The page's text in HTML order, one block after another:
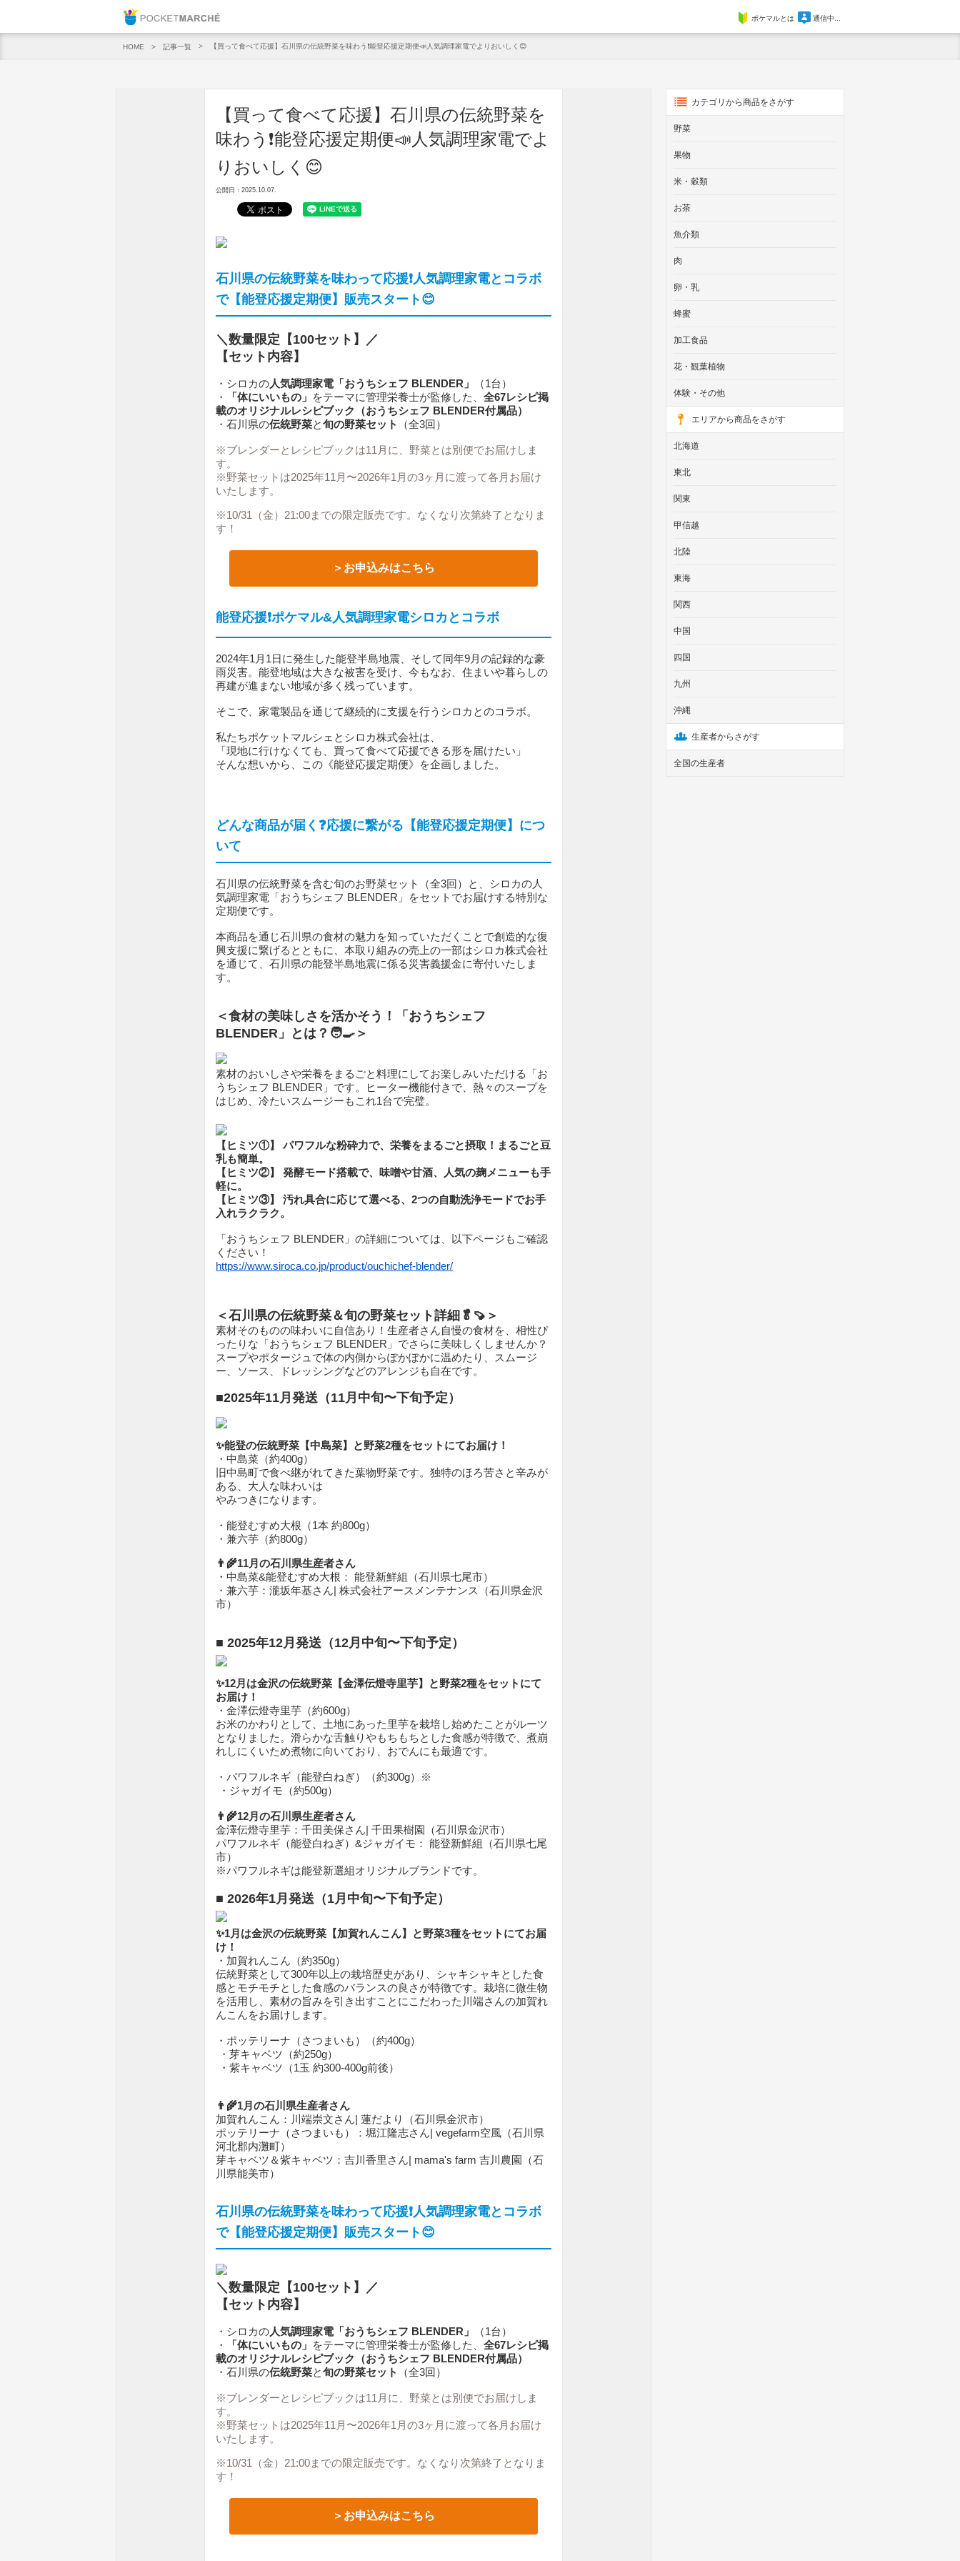
ポケマルとは 通信中...
HOME 記事一覧 【買って食べて応援】石川県の伝統野菜を味わう❗能登応援定期便📣人気調理家電でよりおいしく😊
【買って食べて応援】石川県の伝統野菜を
味わう❗能登応援定期便📣人気調理家電でよ
りおいしく😊
公開日：2025.10.07.
石川県の伝統野菜を味わって応援❗人気調理家電とコラボ
で【能登応援定期便】販売スタート😊
＼数量限定【100セット】／
【セット内容】
・シロカの人気調理家電「おうちシェフ BLENDER」
（1台）
・
「体にいいもの」 をテーマに管理栄養士が監修した、 全67レシピ掲
載のオリジナルレシピブック（おうちシェフ BLENDER付属品）
・石川県の伝統野菜と旬の野菜セット （全3回）
※ブレンダーとレシピブックは11月に、野菜とは別便でお届けしま
す。
※野菜セットは2025年11月〜2026年1月の3ヶ月に渡って各月お届け
いたします。
※10/31（金）21:00までの限定販売です。 なくなり次第終了となりま
す！
＞お申込みはこちら
能登応援❗ポケマル&人気調理家電シロカとコラボ
2024年1月1日に発生した能登半島地震、そして同年9月の記録的な豪
雨災害。能登地域は大きな被害を受け、今もなお、住まいや暮らしの
再建が進まない地域が多く残っています。
そこで、家電製品を通じて継続的に支援を行うシロカとのコラボ。
私たちポケットマルシェとシロカ株式会社は、
「現地に行けなくても、買って食べて応援できる形を届けたい」
そんな想いから、この《能登応援定期便》を企画しました。
どんな商品が届く❓応援に繋がる【能登応援定期便】につ
いて
石川県の伝統野菜を含む旬のお野菜セット（全3回）と、シロカの人
気調理家電「おうちシェフ BLENDER」をセットでお届けする特別な
定期便です。
本商品を通じ石川県の食材の魅力を知っていただくことで創造的な復
興支援に繋げるとともに、本取り組みの売上の一部はシロカ株式会社
を通じて、石川県の能登半島地震に係る災害義援金に寄付いたしま
す。
＜食材の美味しさを活かそう！「おうちシェフ
BLENDER」とは？🧑‍🍳＞
素材のおいしさや栄養をまるごと料理にしてお楽しみいただける「お
うちシェフ BLENDER」です。ヒーター機能付きで、熱々のスープを
はじめ、冷たいスムージーもこれ1台で完璧。
【ヒミツ①】 パワフルな粉砕力で、栄養をまるごと摂取！まるごと豆
乳も簡単。
【ヒミツ②】 発酵モード搭載で、味噌や甘酒、人気の麹メニューも手
軽に。
【ヒミツ③】 汚れ具合に応じて選べる、2つの自動洗浄モードでお手
入れラクラク。
「おうちシェフ BLENDER」の詳細については、以下ページもご確認
ください！
https://www.siroca.co.jp/product/ouchichef-blender/
＜石川県の伝統野菜＆旬の野菜セット詳細🥬🍠＞
素材そのものの味わいに自信あり！生産者さん自慢の食材を、相性ぴ
ったりな「おうちシェフ BLENDER」でさらに美味しくしませんか？
スープやポタージュで体の内側からぽかぽかに温めたり、スムージ
ー、ソース、ドレッシングなどのアレンジも自在です。
■2025年11月発送（11月中旬〜下旬予定）
✨能登の伝統野菜【中島菜】と野菜2種をセットにてお届け！
・中島菜（約400g）
旧中島町で食べ継がれてきた葉物野菜です。独特のほろ苦さと辛みが
ある、大人な味わいは
やみつきになります。
・能登むすめ大根（1本 約800g）
・兼六芋（約800g）
👨‍🌾11月の石川県生産者さん
・中島菜&能登むすめ大根： 能登新鮮組（石川県七尾市）
・兼六芋：瀧坂年基さん| 株式会社アースメンテナンス（石川県金沢
市）
■ 2025年12月発送（12月中旬〜下旬予定）
✨12月は金沢の伝統野菜【金澤伝燈寺里芋】と野菜2種をセットにて
お届け！
・金澤伝燈寺里芋（約600g）
お米のかわりとして、土地にあった里芋を栽培し始めたことがルーツ
となりました。滑らかな舌触りやもちもちとした食感が特徴で、煮崩
れしにくいため煮物に向いており、おでんにも最適です。
・パワフルネギ（能登白ねぎ）（約300g）※
・ジャガイモ（約500g）
👨‍🌾12月の石川県生産者さん
金澤伝燈寺里芋：千田美保さん| 千田果樹園（石川県金沢市）
パワフルネギ（能登白ねぎ）&ジャガイモ： 能登新鮮組（石川県七尾
市）
※パワフルネギは能登新選組オリジナルブランドです。
■ 2026年1月発送（1月中旬〜下旬予定）
✨1月は金沢の伝統野菜【加賀れんこん】と野菜3種をセットにてお届
け！
・加賀れんこん（約350g）
伝統野菜として300年以上の栽培歴史があり、シャキシャキとした食
感とモチモチとした食感のバランスの良さが特徴です。栽培に微生物
を活用し、素材の旨みを引き出すことにこだわった川端さんの加賀れ
んこんをお届けします。
・ポッテリーナ（さつまいも）（約400g）
・芽キャベツ（約250g）
・紫キャベツ（1玉 約300-400g前後）
👨‍🌾1月の石川県生産者さん
加賀れんこん：川端崇文さん| 蓮だより（石川県金沢市）
ポッテリーナ（さつまいも）：堀江隆志さん| vegefarm空風（石川県
河北郡内灘町）
芽キャベツ＆紫キャベツ：吉川香里さん| mama's farm 吉川農園（石
川県能美市）
石川県の伝統野菜を味わって応援❗人気調理家電とコラボ
で【能登応援定期便】販売スタート😊
＼数量限定【100セット】／
【セット内容】
・シロカの人気調理家電「おうちシェフ BLENDER」
（1台）
・
「体にいいもの」 をテーマに管理栄養士が監修した、 全67レシピ掲
載のオリジナルレシピブック
（おうちシェフ BLENDER付属品）
・石川県の伝統野菜と旬の野菜セット （全3回）
※ブレンダーとレシピブックは11月に、野菜とは別便でお届けしま
す。
※野菜セットは2025年11月〜2026年1月の3ヶ月に渡って各月お届け
いたします。
※10/31（金）21:00までの限定販売です。 なくなり次第終了となりま
す！
＞お申込みはこちら
カテゴリから商品をさがす
野菜
果物
米・穀類
お茶
魚介類
肉
卵・乳
蜂蜜
加工食品
花・観葉植物
体験・その他
エリアから商品をさがす
北海道
東北
関東
甲信越
北陸
東海
関西
中国
四国
九州
沖縄
生産者からさがす
全国の生産者